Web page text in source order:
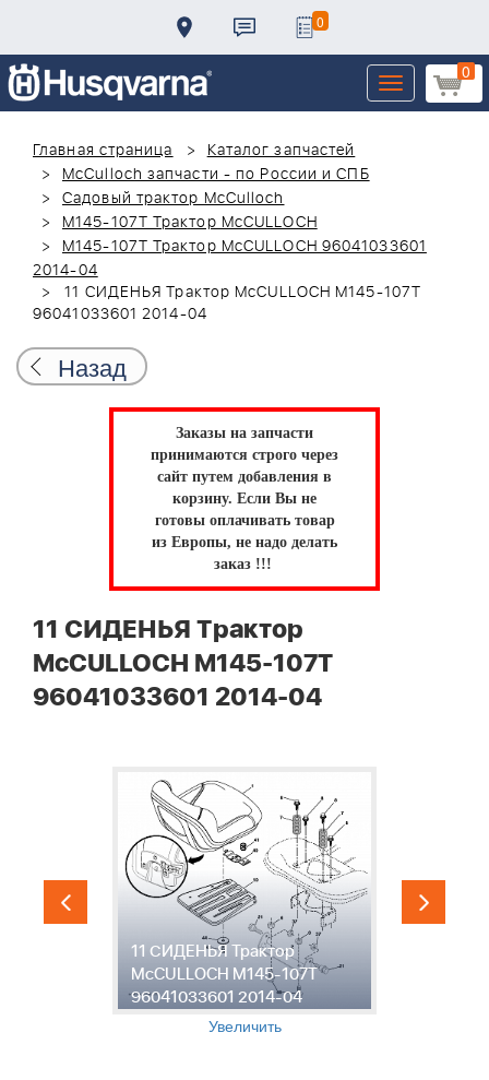
0
0
Toggle
navigation
Главная страница
Каталог запчастей
McCulloch запчасти - по России и СПБ
Садовый трактор McCulloch
M145-107T Трактор McCULLOCH
M145-107T Трактор McCULLOCH 96041033601
2014-04
11 СИДЕНЬЯ Трактор McCULLOCH M145-107T
96041033601 2014-04
Назад
Заказы на запчасти
принимаются строго через
сайт путем добавления в
корзину. Если Вы не
готовы оплачивать товар
из Европы, не надо делать
заказ !!!
11 СИДЕНЬЯ Трактор
McCULLOCH M145-107T
96041033601 2014-04
11 СИДЕНЬЯ Трактор
McCULLOCH M145-107T
96041033601 2014-04
Увеличить